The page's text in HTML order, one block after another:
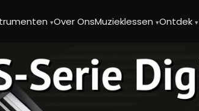
▾Over OnsMuzieklessen▾Ontdek▾